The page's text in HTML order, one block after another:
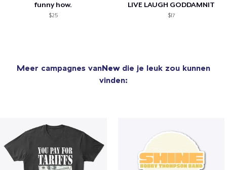
funny how.
$25
LIVE LAUGH GODDAMNIT
$17
Meer campagnes vanNewdie je leuk zou kunnen
vinden: